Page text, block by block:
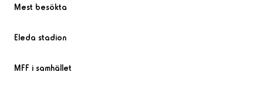
Mest besökta
Eleda stadion
MFF i samhället